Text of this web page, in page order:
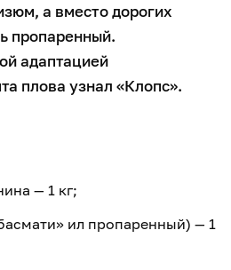
а вместо дорогих
пропаренный.
адаптацией
плова узнал «Клопс».
— 1 кг;
ил пропаренный) — 1